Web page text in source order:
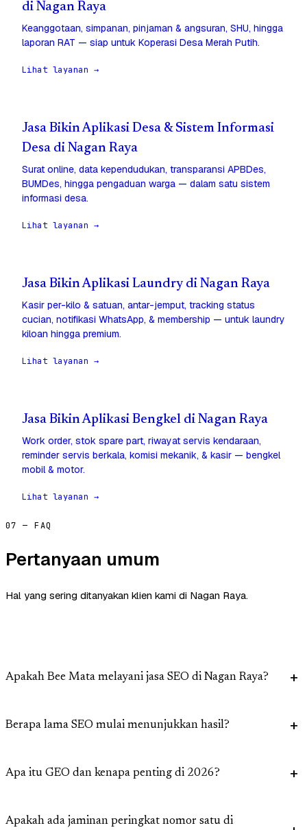
di Nagan Raya
Keanggotaan, simpanan, pinjaman & angsuran, SHU, hingga
laporan RAT — siap untuk Koperasi Desa Merah Putih.
Lihat layanan →
Jasa Bikin Aplikasi Desa & Sistem Informasi
Desa di Nagan Raya
Surat online, data kependudukan, transparansi APBDes,
BUMDes, hingga pengaduan warga — dalam satu sistem
informasi desa.
Lihat layanan →
Jasa Bikin Aplikasi Laundry di Nagan Raya
Kasir per-kilo & satuan, antar-jemput, tracking status
cucian, notifikasi WhatsApp, & membership — untuk laundry
kiloan hingga premium.
Lihat layanan →
Jasa Bikin Aplikasi Bengkel di Nagan Raya
Work order, stok spare part, riwayat servis kendaraan,
reminder servis berkala, komisi mekanik, & kasir — bengkel
mobil & motor.
Lihat layanan →
07 — FAQ
Pertanyaan umum
Hal yang sering ditanyakan klien kami di Nagan Raya.
Apakah Bee Mata melayani jasa SEO di Nagan Raya?
Berapa lama SEO mulai menunjukkan hasil?
Apa itu GEO dan kenapa penting di 2026?
Apakah ada jaminan peringkat nomor satu di